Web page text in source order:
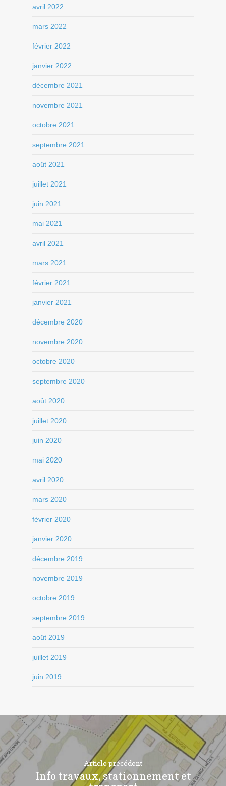
avril 2022
mars 2022
février 2022
janvier 2022
décembre 2021
novembre 2021
octobre 2021
septembre 2021
août 2021
juillet 2021
juin 2021
mai 2021
avril 2021
mars 2021
février 2021
janvier 2021
décembre 2020
novembre 2020
octobre 2020
septembre 2020
août 2020
juillet 2020
juin 2020
mai 2020
avril 2020
mars 2020
février 2020
janvier 2020
décembre 2019
novembre 2019
octobre 2019
septembre 2019
août 2019
juillet 2019
juin 2019
Article précédent
Info travaux, stationnement et